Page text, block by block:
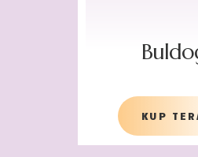
KUP